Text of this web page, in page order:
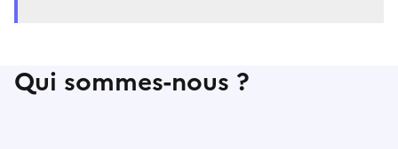
Qui sommes-nous ?